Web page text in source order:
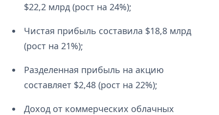
$22,2 млрд (рост на 24%);
Чистая прибыль составила $18,8 млрд
(рост на 21%);
Разделенная прибыль на акцию
составляет $2,48 (рост на 22%);
Доход от коммерческих облачных